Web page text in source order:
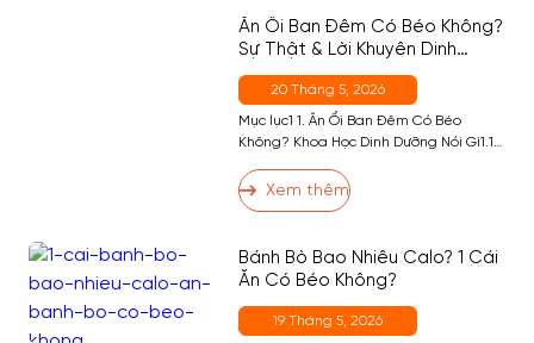
Revive Có Tốt Không?3 3. Tập Gym Nên
Thay Revive Bằng BCAA Không?4 4. Ai
Nên […]
Ăn Ổi Ban Đêm Có Béo Không?
Sự Thật & Lời Khuyên Dinh
Dưỡng
20 Tháng 5, 2026
Mục lục1 1. Ăn Ổi Ban Đêm Có Béo
Không? Khoa Học Dinh Dưỡng Nói Gì1.1
Với Người Tập Gym3 3. Ăn Ổi Ban Đêm
Có Tốt Không? — Thời Điểm Phù Hợp4
Cách Ăn […]
Xem thêm
Bánh Bò Bao Nhiêu Calo? 1 Cái
Ăn Có Béo Không?
19 Tháng 5, 2026